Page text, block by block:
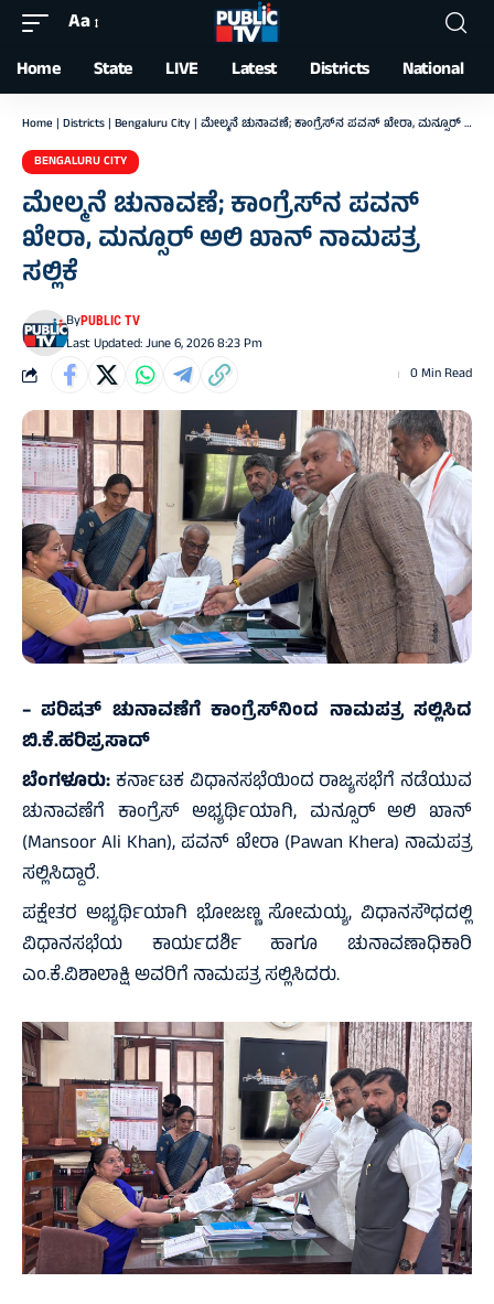
Font
Resizer
Aa
Home State LIVE Latest Districts National
Home | Districts | Bengaluru City | ಮೇಲ್ಮನೆ ಚುನಾವಣೆ; ಕಾಂಗ್ರೆಸ್‌ನ ಪವನ್‌ ಖೇರಾ, ಮನ್ಸೂರ್‌ ಅಲಿ ಖಾನ್‌ ನಾಮಪತ್ರ ಸಲ್ಲಿಕೆ
BENGALURU CITY
ಮೇಲ್ಮನೆ ಚುನಾವಣೆ; ಕಾಂಗ್ರೆಸ್‌ನ ಪವನ್‌
ಖೇರಾ, ಮನ್ಸೂರ್‌ ಅಲಿ ಖಾನ್‌ ನಾಮಪತ್ರ
ಸಲ್ಲಿಕೆ
Last Updated: June 6, 2026 8:23 Pm
ByPUBLIC TV
0 Min Read
– ಪರಿಷತ್‌ ಚುನಾವಣೆಗೆ ಕಾಂಗ್ರೆಸ್‌ನಿಂದ ನಾಮಪತ್ರ ಸಲ್ಲಿಸಿದ
ಬಿ.ಕೆ.ಹರಿಪ್ರಸಾದ್‌
ಬೆಂಗಳೂರು:ಕರ್ನಾಟಕ ವಿಧಾನಸಭೆಯಿಂದ ರಾಜ್ಯಸಭೆಗೆ ನಡೆಯುವ
ಚುನಾವಣೆಗೆ ಕಾಂಗ್ರೆಸ್ ಅಭ್ಯರ್ಥಿಯಾಗಿ, ಮನ್ಸೂರ್ ಅಲಿ ಖಾನ್‌
(Mansoor Ali Khan), ಪವನ್ ಖೇರಾ (Pawan Khera) ನಾಮಪತ್ರ
ಸಲ್ಲಿಸಿದ್ದಾರೆ.
ಪಕ್ಷೇತರ ಅಭ್ಯರ್ಥಿಯಾಗಿ ಭೋಜಣ್ಣ ಸೋಮಯ್ಯ, ವಿಧಾನಸೌಧದಲ್ಲಿ
ವಿಧಾನಸಭೆಯ ಕಾರ್ಯದರ್ಶಿ ಹಾಗೂ ಚುನಾವಣಾಧಿಕಾರಿ
ಎಂ.ಕೆ.ವಿಶಾಲಾಕ್ಷಿ ಅವರಿಗೆ ನಾಮಪತ್ರ ಸಲ್ಲಿಸಿದರು.